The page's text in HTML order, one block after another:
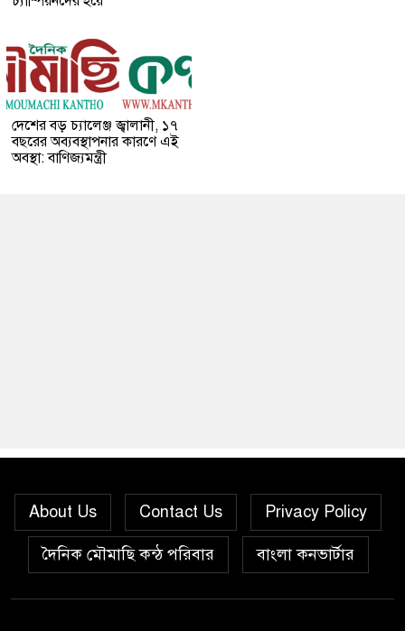
দেশের বড় চ্যালেঞ্জ জ্বালানী, ১৭
বছরের অব্যবস্থাপনার কারণে এই
অবস্থা: বাণিজ্যমন্ত্রী
About Us Contact Us Privacy Policy
দৈনিক মৌমাছি কন্ঠ পরিবার বাংলা কনভার্টার